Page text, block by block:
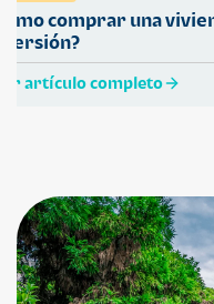
comprar una
artículo completo